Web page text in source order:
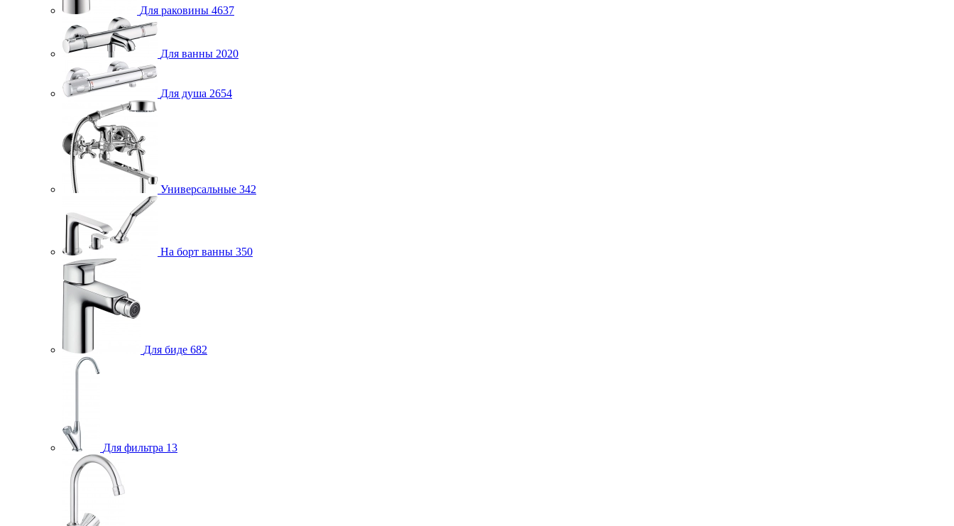
Для раковины 4637
Для ванны 2020
Для душа 2654
Универсальные 342
На борт ванны 350
Для биде 682
Для фильтра 13